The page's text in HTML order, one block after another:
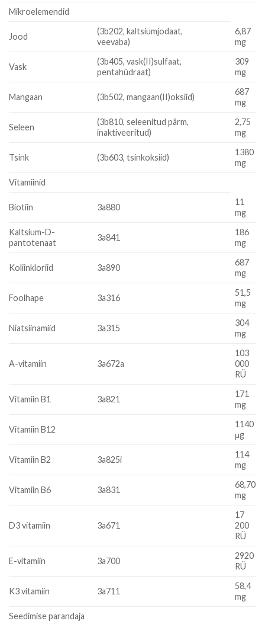
Mikroelemendid
Jood
(3b202, kaltsiumjodaat,
veevaba)
6,87
mg
Vask
(3b405, vask(II)sulfaat,
pentahüdraat)
309
mg
Mangaan (3b502, mangaan(II)oksiid)
687
mg
Seleen
(3b810, seleenitud pärm,
inaktiveeritud)
2,75
mg
Tsink (3b603, tsinkoksiid)
1380
mg
Vitamiinid
Biotiin 3a880
11
mg
Kaltsium-D-
pantotenaat
3a841
186
mg
Koliinkloriid 3a890
687
mg
Foolhape 3a316
51,5
mg
Niatsiinamiid 3a315
304
mg
A-vitamiin 3a672a
103
000
RÜ
Vitamiin B1 3a821
171
mg
Vitamiin B12
1140
μg
Vitamiin B2 3a825i
114
mg
Vitamiin B6 3a831
68,70
mg
D3 vitamiin 3a671
17
200
RÜ
E-vitamiin 3a700
2920
RÜ
K3 vitamiin 3a711
58,4
mg
Seedimise parandaja